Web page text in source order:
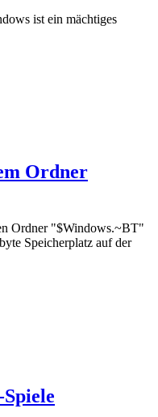
ist ein mächtiges
Ordner
Ordner "$Windows.~BT"
Speicherplatz auf der